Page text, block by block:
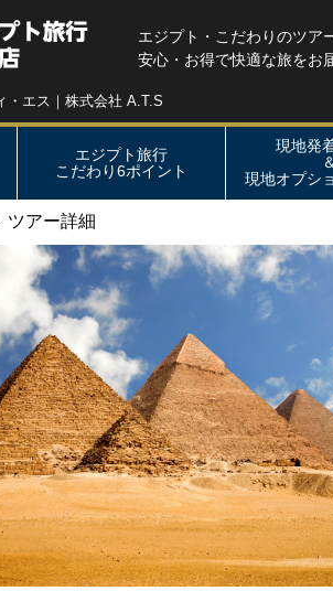
・エス｜株式会社 A.T.S
エジプト・こだわりのツア
安心・お得で快適な旅をお
エジプト旅行
こだわり6ポイント
現地発
＆
現地オプシ
ツアー詳細